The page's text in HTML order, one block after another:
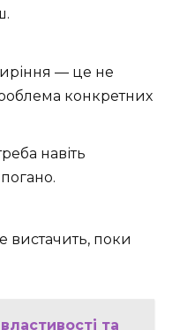
— це не
конкретних
навіть
вистачить, поки
та